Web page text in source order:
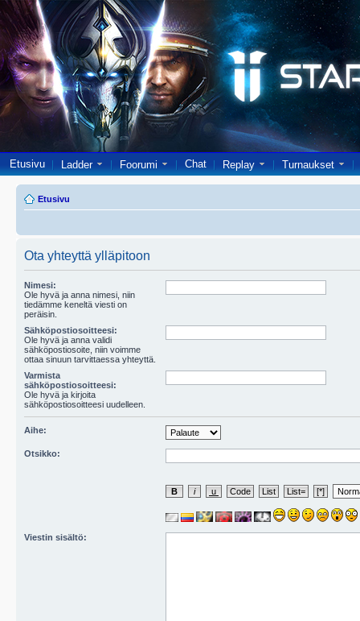
Etusivu Ladder Foorumi Chat Replay Turnaukset
Etusivu
Ota yhteyttä ylläpitoon
Nimesi:
Ole hyvä ja anna nimesi, niin
tiedämme keneltä viesti on
peräisin.
Sähköpostiosoitteesi:
Ole hyvä ja anna validi
sähköpostiosoite, niin voimme
ottaa sinuun tarvittaessa yhteyttä.
Varmista
sähköpostiosoitteesi:
Ole hyvä ja kirjoita
sähköpostiosoitteesi uudelleen.
Aihe:
Otsikko:
Viestin sisältö: